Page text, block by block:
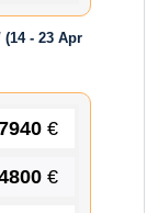
(14 - 23 Apr
€
€